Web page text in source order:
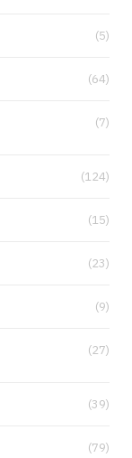
(5)
(64)
(7)
(124)
(15)
(23)
(9)
(27)
(39)
(79)